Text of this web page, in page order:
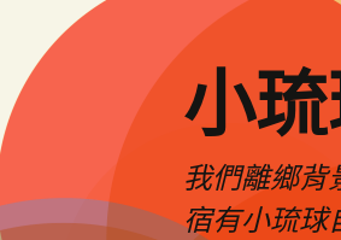
小
我們離鄉背
宿有小琉球